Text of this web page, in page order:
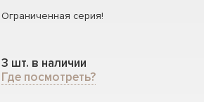
Ограниченная серия!
3 шт. в наличии
Где посмотреть?